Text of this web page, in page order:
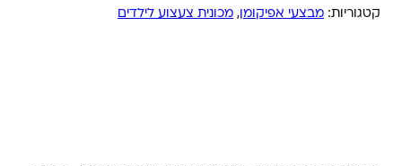
קטגוריות: מבצעי אפיקומן , מכונית צעצוע לילדים